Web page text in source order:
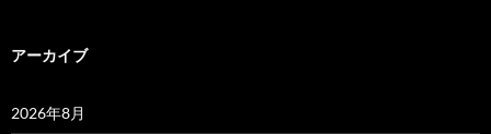
アーカイブ
2026年8月